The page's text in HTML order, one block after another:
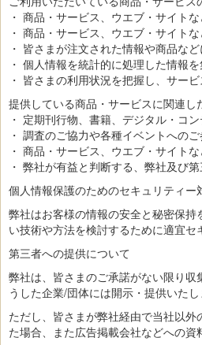
・ 商品・サービス、ウエブ・サイト
・ 商品・サービス、ウエブ・サイト
・ 皆さまが注文された情報や商品な
・ 個人情報を統計的に処理した情報
・ 皆さまの利用状況を把握し、サー
提供している商品・サービスに関連し
・ 定期刊行物、書籍、デジタル・コ
・ 調査のご協力や各種イベントへの
・ 商品・サービス、ウエブ・サイト
・ 弊社が有益と判断する、弊社及び
個人情報保護のためのセキュリティー
弊社はお客様の情報の安全と秘密保
い技術や方法を検討するために適宜
第三者への提供について
弊社は、皆さまのご承諾がない限り
うした企業/団体には開示・提供いたし
ただし、皆さまが弊社経由で当社以
た場合、また広告掲載会社などへの